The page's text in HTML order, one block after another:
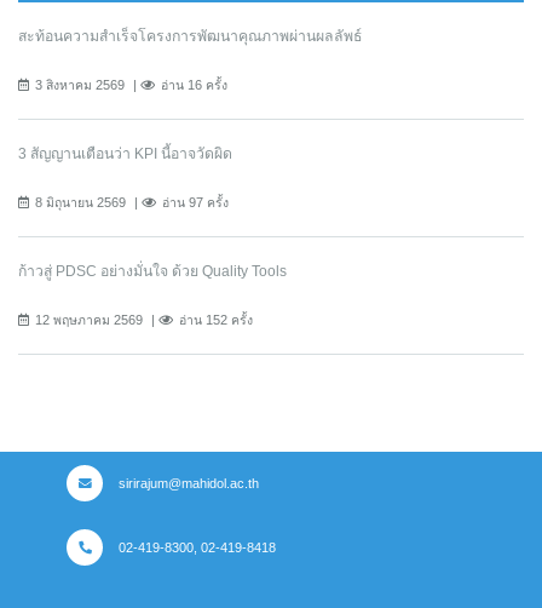
สะท้อนความสำเร็จโครงการพัฒนาคุณภาพผ่านผลลัพธ์
3 สิงหาคม 2569 อ่าน 16 ครั้ง
3 สัญญานเตือนว่า KPI นี้อาจวัดผิด
8 มิถุนายน 2569 อ่าน 97 ครั้ง
ก้าวสู่ PDSC อย่างมั่นใจ ด้วย Quality Tools
12 พฤษภาคม 2569 อ่าน 152 ครั้ง
sirirajum@mahidol.ac.th
02-419-8300, 02-419-8418